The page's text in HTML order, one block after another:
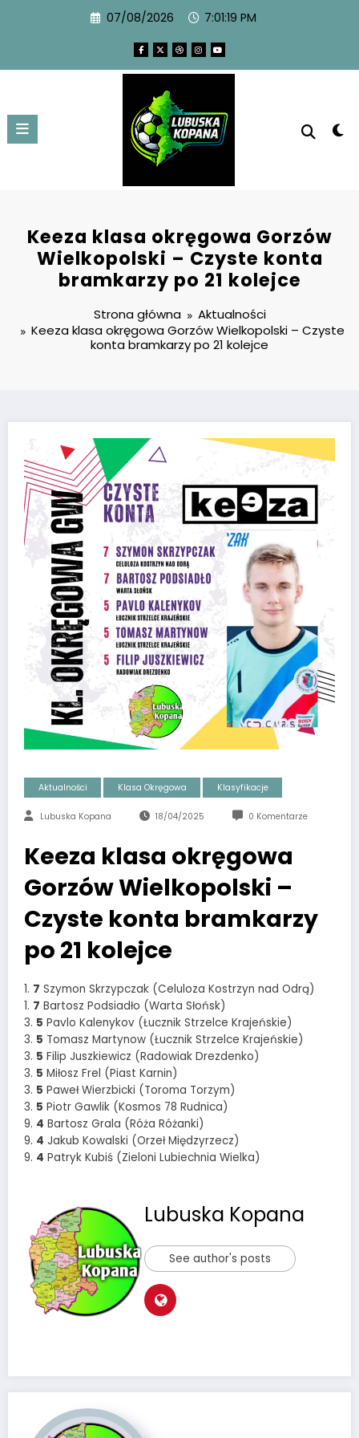
07/08/2026 7:01:20 PM
Keeza klasa okręgowa Gorzów
Wielkopolski – Czyste konta
bramkarzy po 21 kolejce
Strona główna
Aktualności
Keeza klasa okręgowa Gorzów Wielkopolski – Czyste
konta bramkarzy po 21 kolejce
Aktualności Klasa Okręgowa Klasyfikacje
Lubuska Kopana 18/04/2025 0 Komentarze
Keeza klasa okręgowa
Gorzów Wielkopolski –
Czyste konta bramkarzy
po 21 kolejce
1. 7 Szymon Skrzypczak (Celuloza Kostrzyn nad Odrą)
1. 7 Bartosz Podsiadło (Warta Słońsk)
3. 5 Pavlo Kalenykov (Łucznik Strzelce Krajeńskie)
3. 5 Tomasz Martynow (Łucznik Strzelce Krajeńskie)
3. 5 Filip Juszkiewicz (Radowiak Drezdenko)
3. 5 Miłosz Frel (Piast Karnin)
3. 5 Paweł Wierzbicki (Toroma Torzym)
3. 5 Piotr Gawlik (Kosmos 78 Rudnica)
9. 4 Bartosz Grala (Róża Różanki)
9. 4 Jakub Kowalski (Orzeł Międzyrzecz)
9. 4 Patryk Kubiś (Zieloni Lubiechnia Wielka)
Lubuska Kopana
See author's posts